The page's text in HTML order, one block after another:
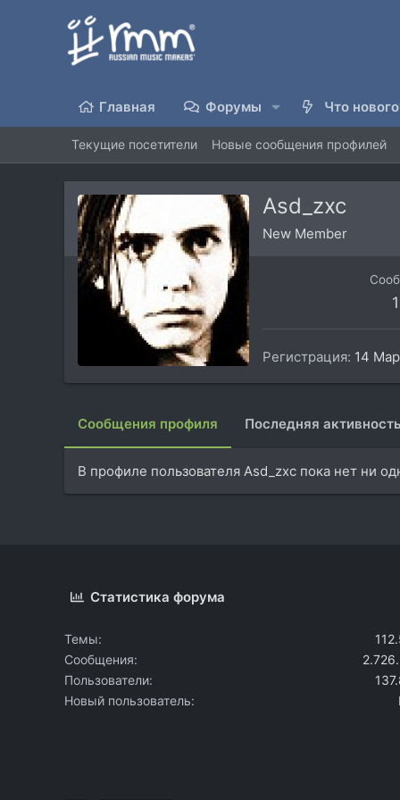
Главная Форумы Что
Текущие посетители Новые сообщения профилей
Asd_zxc
New Member
Регистрация 14
Сообщения профиля Последняя
В профиле пользователя Asd_zxc пока нет ни
Статистика форума
Темы
Сообщения
Пользователи
Новый пользователь